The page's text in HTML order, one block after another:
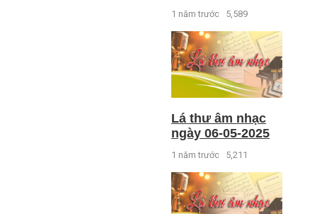
1 năm trước 5,589
Lá thư âm nhạc
ngày 06-05-2025
1 năm trước 5,211